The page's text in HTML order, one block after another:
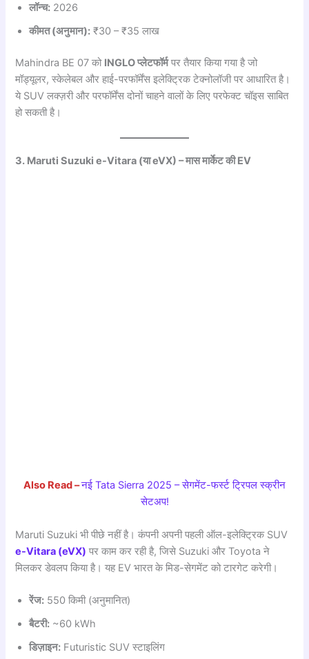
लॉन्च: 2026
कीमत (अनुमान): ₹30 – ₹35 लाख
Mahindra BE 07 को INGLO प्लेटफॉर्मपर तैयार किया गया है जो
मॉड्यूलर, स्केलेबल और हाई-परफॉर्मेंस इलेक्ट्रिक टेक्नोलॉजी पर आधारित है।
ये SUV लक्ज़री और परफॉर्मेंस दोनों चाहने वालों के लिए परफेक्ट चॉइस साबित
हो सकती है।
3. Maruti Suzuki e-Vitara (या eVX) – मास मार्केट की EV
Also Read –नई Tata Sierra 2025 – सेगमेंट-फर्स्ट ट्रिपल स्क्रीन
सेटअप!
Maruti Suzuki भी पीछे नहीं है। कंपनी अपनी पहली ऑल-इलेक्ट्रिक SUV
e-Vitara (eVX) पर काम कर रही है, जिसे Suzuki और Toyota ने
मिलकर डेवलप किया है। यह EV भारत के मिड-सेगमेंट को टारगेट करेगी।
रेंज: 550 किमी (अनुमानित)
बैटरी: ~60 kWh
डिज़ाइन: Futuristic SUV स्टाइलिंग